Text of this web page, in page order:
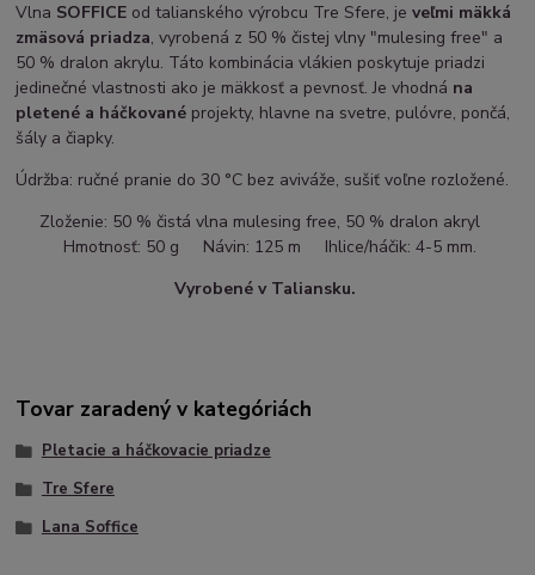
Vlna SOFFICE od talianského výrobcu Tre Sfere, jeveľmi mäkká
zmäsová priadza, vyrobená z 50 % čistej vlny "mulesing free" a
50 % dralon akrylu. Táto kombinácia vlákien poskytuje priadzi
jedinečné vlastnosti ako je mäkkosť a pevnosť. Je vhodná na
pletené a háčkované projekty, hlavne na svetre, pulóvre, pončá,
šály a čiapky.
Údržba: ručné pranie do 30 °C bez aviváže, sušiť voľne rozložené.
Zloženie: 50 % čistá vlna mulesing free, 50 % dralon akryl
Hmotnosť: 50 g Návin: 125 m Ihlice/háčik: 4-5 mm.
Vyrobené v Taliansku.
Tovar zaradený v kategóriách
Pletacie a háčkovacie priadze
Tre Sfere
Lana Soffice